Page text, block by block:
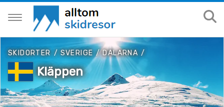
SKIDORTER / SVERIGE /DALARNA/
Kläppen